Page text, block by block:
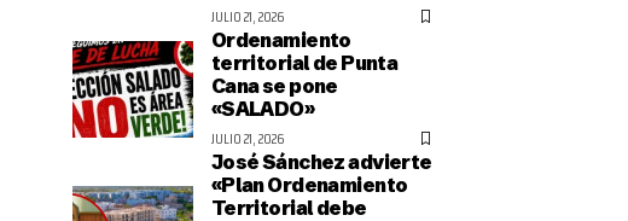
JULIO 21, 2026
Ordenamiento
territorial de Punta
Cana se pone
«SALADO»
JULIO 21, 2026
José Sánchez advierte
«Plan Ordenamiento
Territorial debe